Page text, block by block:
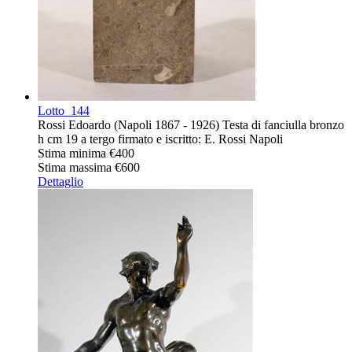
Lotto 144
Rossi Edoardo (Napoli 1867 - 1926) Testa di fanciulla bronzo
h cm 19 a tergo firmato e iscritto: E. Rossi Napoli
Stima minima €400
Stima massima €600
Dettaglio